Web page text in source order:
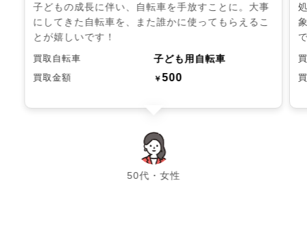
子どもの成長に伴い、自転車を手放すことに。大事
にしてきた自転車を、また誰かに使ってもらえるこ
とが嬉しいです！
買取自転車 子ども用自転車
買取金額 ￥500
50代・女性
chevron_left chevron_right